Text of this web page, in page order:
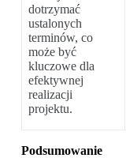
dotrzymać
ustalonych
terminów, co
może być
kluczowe dla
efektywnej
realizacji
projektu.
Podsumowanie